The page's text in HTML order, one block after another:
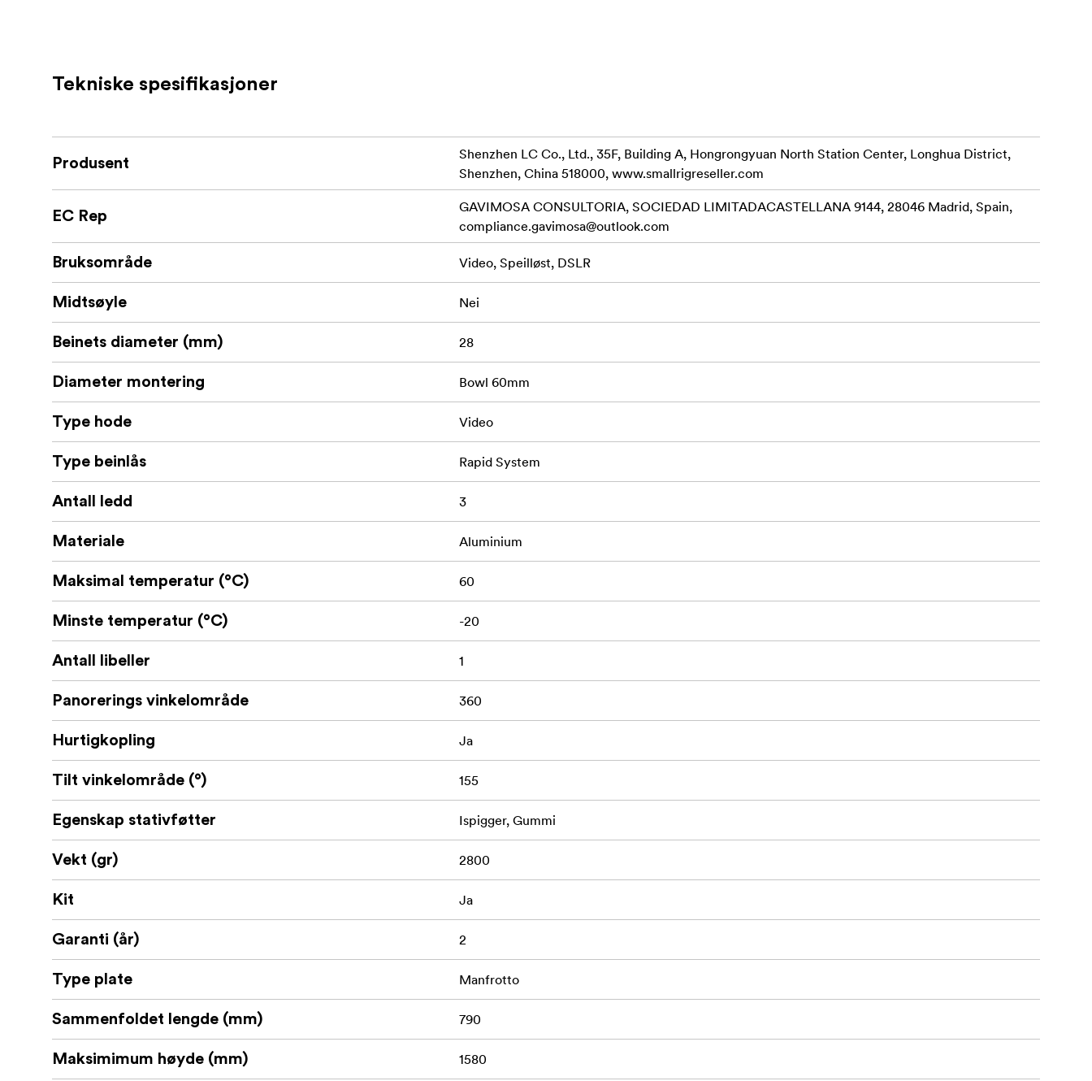
Manfrotto 501PL hurtigutløserplate
** Pakken inkluderer:**
1 x smarttelefonholder
1 x oppbevaringspose
Tekniske spesifikasjoner
Produsent
Shenzhen LC Co., Ltd., 35F, Building A, Hongrongyuan North Station Center, Longhua District,
Shenzhen, China 518000, www.smallrigreseller.com
EC Rep
GAVIMOSA CONSULTORIA, SOCIEDAD LIMITADACASTELLANA 9144, 28046 Madrid, Spain,
compliance.gavimosa@outlook.com
Bruksområde Video, Speilløst, DSLR
Midtsøyle Nei
Beinets diameter (mm) 28
Diameter montering Bowl 60mm
Type hode Video
Type beinlås Rapid System
Antall ledd 3
Materiale Aluminium
Maksimal temperatur (°C) 60
Minste temperatur (°C) -20
Antall libeller 1
Panorerings vinkelområde 360
Hurtigkopling Ja
Tilt vinkelområde (°) 155
Egenskap stativføtter Ispigger, Gummi
Vekt (gr) 2800
Kit Ja
Garanti (år) 2
Type plate Manfrotto
Sammenfoldet lengde (mm) 790
Maksimimum høyde (mm) 1580